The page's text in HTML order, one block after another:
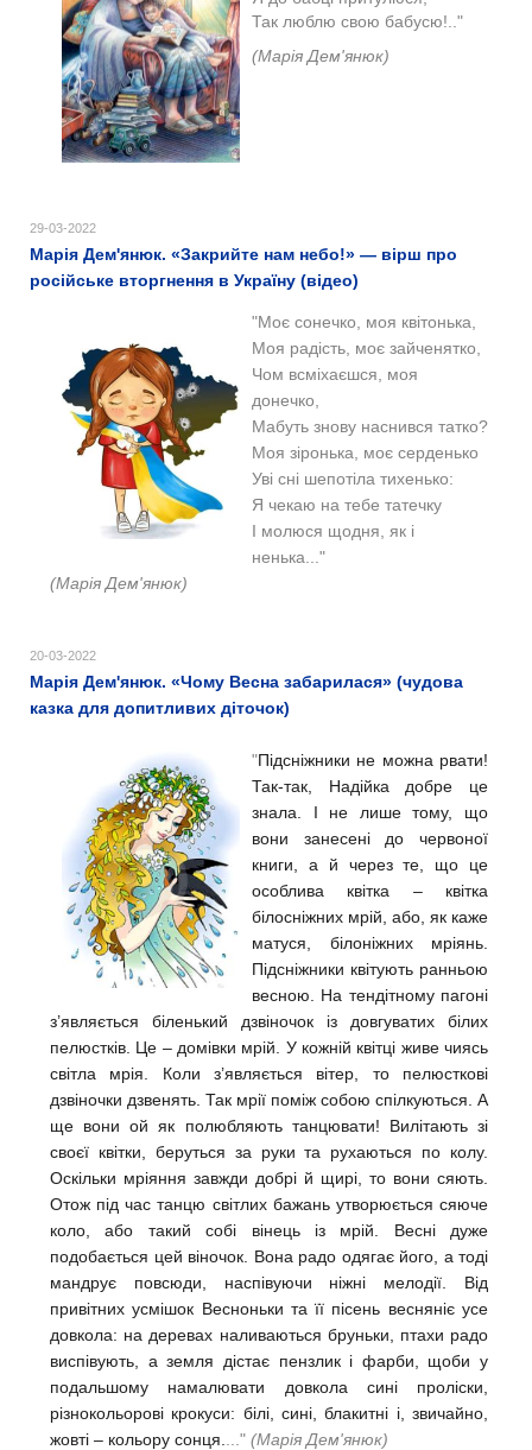
Так люблю свою бабусю!.."
(Марія Дем'янюк)
29-03-2022
Марія Дем'янюк. «Закрийте нам небо!» — вірш про
російське вторгнення в Україну (відео)
"Моє сонечко, моя квітонька,
Моя радість, моє зайченятко,
Чом всміхаєшся, моя
донечко,
Мабуть знову наснився татко?
Моя зіронька, моє серденько
Уві сні шепотіла тихенько:
Я чекаю на тебе татечку
І молюся щодня, як і
ненька..."
(Марія Дем'янюк)
20-03-2022
Марія Дем'янюк. «Чому Весна забарилася» (чудова
казка для допитливих діточок)
"Підсніжники не можна рвати!
Так-так, Надійка добре це
знала. І не лише тому, що
вони занесені до червоної
книги, а й через те, що це
особлива квітка – квітка
білосніжних мрій, або, як каже
матуся, білоніжних мріянь.
Підсніжники квітують ранньою
весною. На тендітному пагоні
з’являється біленький дзвіночок із довгуватих білих
пелюстків. Це – домівки мрій. У кожній квітці живе чиясь
світла мрія. Коли з’являється вітер, то пелюсткові
дзвіночки дзвенять. Так мрії поміж собою спілкуються. А
ще вони ой як полюбляють танцювати! Вилітають зі
своєї квітки, беруться за руки та рухаються по колу.
Оскільки мріяння завжди добрі й щирі, то вони сяють.
Отож під час танцю світлих бажань утворюється сяюче
коло, або такий собі вінець із мрій. Весні дуже
подобається цей віночок. Вона радо одягає його, а тоді
мандрує повсюди, наспівуючи ніжні мелодії. Від
привітних усмішок Весноньки та її пісень весняніє усе
довкола: на деревах наливаються бруньки, птахи радо
виспівують, а земля дістає пензлик і фарби, щоби у
подальшому намалювати довкола сині проліски,
різнокольорові крокуси: білі, сині, блакитні і, звичайно,
жовті – кольору сонця.
..." (Марія Дем'янюк)